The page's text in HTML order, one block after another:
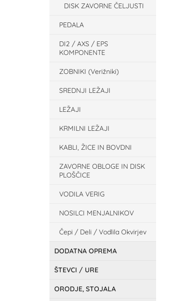
DISK ZAVORNE ČELJUSTI
PEDALA
DI2 / AXS / EPS
KOMPONENTE
ZOBNIKI (Verižniki)
SREDNJI LEŽAJI
LEŽAJI
KRMILNI LEŽAJI
KABLI, ŽICE IN BOVDNI
ZAVORNE OBLOGE IN DISK
PLOŠČICE
VODILA VERIG
NOSILCI MENJALNIKOV
Čepi / Deli / Vodlila Okvirjev
DODATNA OPREMA
ŠTEVCI / URE
ORODJE, STOJALA